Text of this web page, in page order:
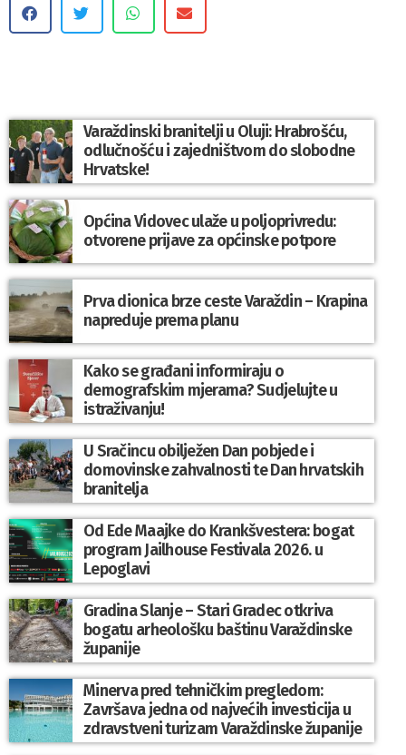
Varaždinski branitelji u Oluji: Hrabrošću,
odlučnošću i zajedništvom do slobodne
Hrvatske!
Općina Vidovec ulaže u poljoprivredu:
otvorene prijave za općinske potpore
Prva dionica brze ceste Varaždin – Krapina
napreduje prema planu
Kako se građani informiraju o
demografskim mjerama? Sudjelujte u
istraživanju!
U Sračincu obilježen Dan pobjede i
domovinske zahvalnosti te Dan hrvatskih
branitelja
Od Ede Maajke do Krankšvestera: bogat
program Jailhouse Festivala 2026. u
Lepoglavi
Gradina Slanje – Stari Gradec otkriva
bogatu arheološku baštinu Varaždinske
županije
Minerva pred tehničkim pregledom:
Završava jedna od najvećih investicija u
zdravstveni turizam Varaždinske županije